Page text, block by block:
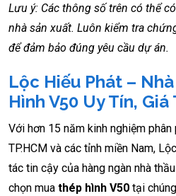
Lưu ý: Các thông số trên có thể
nhà sản xuất. Luôn kiểm tra
để đảm bảo đúng yêu cầu dự án.
Lộc Hiếu Phát –
Hình V50 Uy Tín,
Với hơn 15 năm kinh nghiệm
TP.HCM và các tỉnh miền Nam,
tác tin cậy của hàng ngàn nhà
chọn mua thép hình V50 tại